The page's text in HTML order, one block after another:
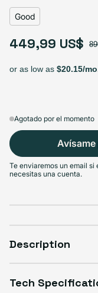
Good
Precio de oferta
449,99 US$
Precio habitual
Agotado por el momento
Te enviaremos un email
necesitas una cuenta.
Description
Tech